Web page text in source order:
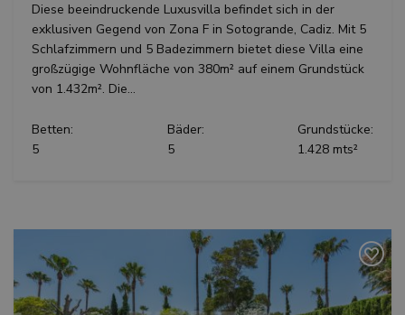
Diese beeindruckende Luxusvilla befindet sich in der
exklusiven Gegend von Zona F in Sotogrande, Cadiz. Mit 5
Schlafzimmern und 5 Badezimmern bietet diese Villa eine
großzügige Wohnfläche von 380m² auf einem Grundstück
von 1.432m². Die...
Betten:
5
Bäder:
5
Grundstücke:
1.428 mts²